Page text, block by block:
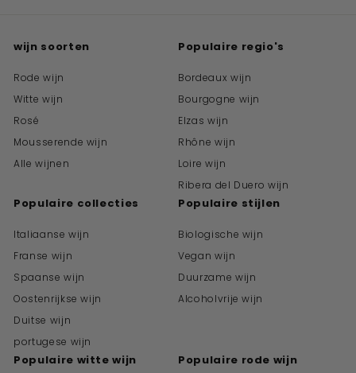
wijn soorten
Rode wijn
Witte wijn
Rosé
Mousserende wijn
Alle wijnen
Populaire regio's
Bordeaux wijn
Bourgogne wijn
Elzas wijn
Rhône wijn
Loire wijn
Ribera del Duero wijn
Populaire collecties
Italiaanse wijn
Franse wijn
Spaanse wijn
Oostenrijkse wijn
Duitse wijn
portugese wijn
Populaire stijlen
Biologische wijn
Vegan wijn
Duurzame wijn
Alcoholvrije wijn
Populaire witte wijn Populaire rode wijn